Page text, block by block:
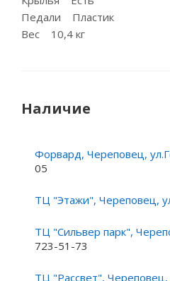
Педали Пластик
Вес 10,4 кг
Наличие
Форвард, Череповец,
05
ТЦ "Этажи", Череповец,
ТЦ "Сильвер парк",
723-51-73
ТЦ "Рассвет",